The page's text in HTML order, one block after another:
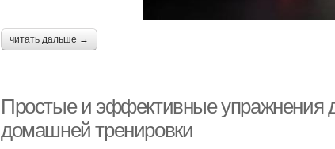
читать дальше →
Простые и эффективные упражнения
домашней тренировки